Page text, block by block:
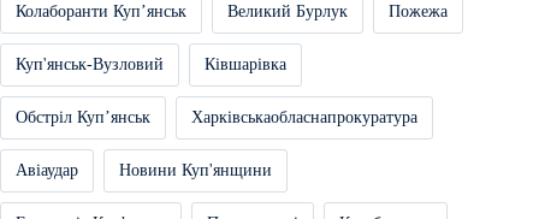
Колаборанти Купʼянськ Великий Бурлук Пожежа
Куп'янськ-Вузловий Ківшарівка
Обстріл Купʼянськ Харківськаобласнапрокуратура
Авіаудар Новини Куп'янщини